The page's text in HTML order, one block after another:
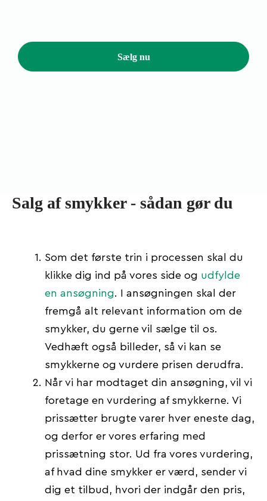
Sælg nu
Salg af smykker - sådan gør du
Som det første trin i processen skal du
klikke dig ind på vores side og udfylde
en ansøgning. I ansøgningen skal der
fremgå alt relevant information om de
smykker, du gerne vil sælge til os.
Vedhæft også billeder, så vi kan se
smykkerne og vurdere prisen derudfra.
Når vi har modtaget din ansøgning, vil vi
foretage en vurdering af smykkerne. Vi
prissætter brugte varer hver eneste dag,
og derfor er vores erfaring med
prissætning stor. Ud fra vores vurdering,
af hvad dine smykker er værd, sender vi
dig et tilbud, hvori der indgår den pris,